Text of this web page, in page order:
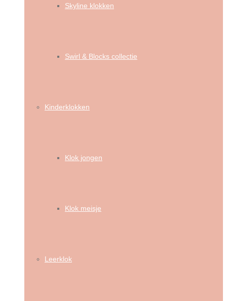
Skyline klokken
Swirl & Blocks collectie
Kinderklokken
Klok jongen
Klok meisje
Leerklok